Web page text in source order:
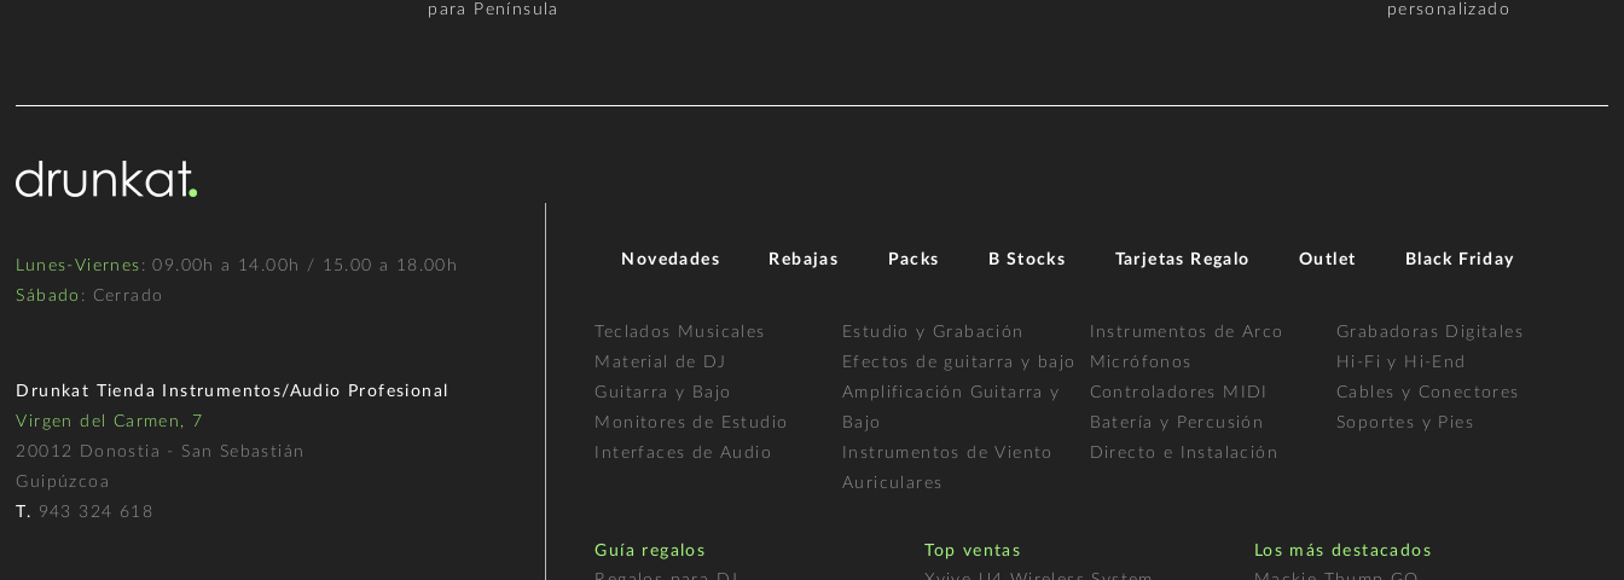
para Península
personalizado
Lunes-Viernes : 09.00h a 14.00h / 15.00 a 18.00h
Sábado : Cerrado
Drunkat Tienda Instrumentos/Audio Profesional
Virgen del Carmen, 7
20012 Donostia - San Sebastián
Guipúzcoa
T. 943 324 618
Novedades Rebajas Packs B Stocks Tarjetas Regalo Outlet Black Friday
Teclados Musicales
Material de DJ
Guitarra y Bajo
Monitores de Estudio
Interfaces de Audio
Estudio y Grabación
Efectos de guitarra y bajo
Amplificación Guitarra y
Bajo
Instrumentos de Viento
Auriculares
Instrumentos de Arco
Micrófonos
Controladores MIDI
Batería y Percusión
Directo e Instalación
Grabadoras Digitales
Hi-Fi y Hi-End
Cables y Conectores
Soportes y Pies
Guía regalos
Top ventas
Los más destacados